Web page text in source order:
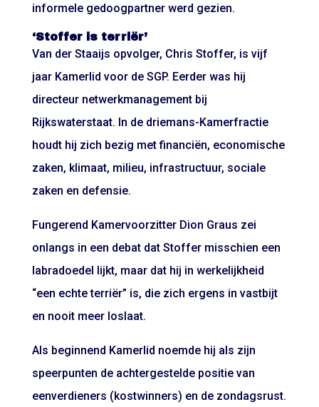
informele gedoogpartner werd gezien.
‘Stoffer is terriër’
Van der Staaijs opvolger, Chris Stoffer, is vijf
jaar Kamerlid voor de SGP. Eerder was hij
directeur netwerkmanagement bij
Rijkswaterstaat. In de driemans-Kamerfractie
houdt hij zich bezig met financiën, economische
zaken, klimaat, milieu, infrastructuur, sociale
zaken en defensie.
Fungerend Kamervoorzitter Dion Graus zei
onlangs in een debat dat Stoffer misschien een
labradoedel lijkt, maar dat hij in werkelijkheid
“een echte terriër” is, die zich ergens in vastbijt
en nooit meer loslaat.
Als beginnend Kamerlid noemde hij als zijn
speerpunten de achtergestelde positie van
eenverdieners (kostwinners) en de zondagsrust.